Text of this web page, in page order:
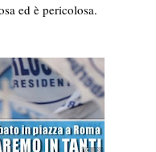
ed è pericolosa.